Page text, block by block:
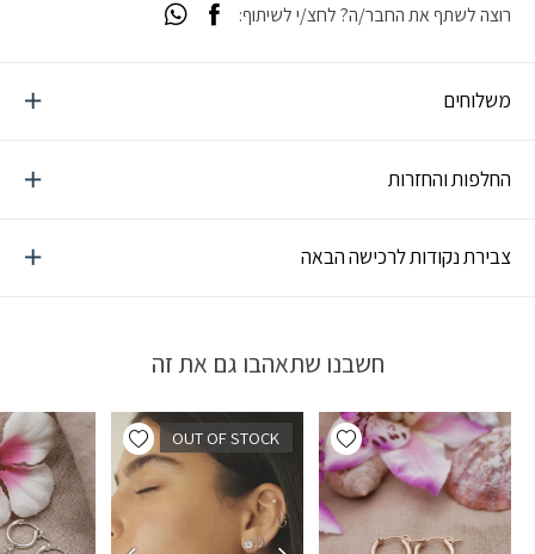
משלוחים
החלפות והחזרות
צבירת נקודות לרכישה הבאה
רוצה לשתף את החבר/ה? לחצ/י לשיתוף:
חשבנו שתאהבו גם את זה
Add wishlist
Add wishlist OUT OF STOCK